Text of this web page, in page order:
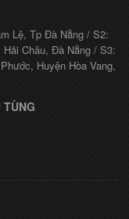
Lệ, Tp Đà Nẵng / S2:
Châu, Đà Nẵng / S3:
Huyện Hòa Vang,
TÙNG